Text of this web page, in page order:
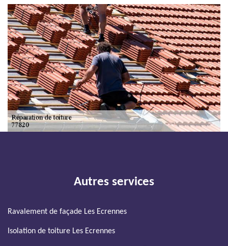
Autres services
Ravalement de façade Les Ecrennes
Isolation de toiture Les Ecrennes